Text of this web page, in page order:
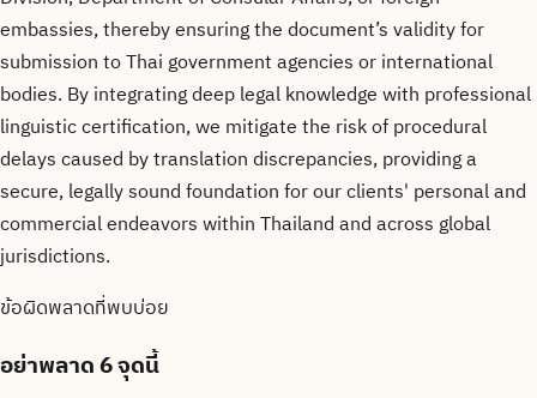
embassies, thereby ensuring the document’s validity for
submission to Thai government agencies or international
bodies. By integrating deep legal knowledge with professional
linguistic certification, we mitigate the risk of procedural
delays caused by translation discrepancies, providing a
secure, legally sound foundation for our clients' personal and
commercial endeavors within Thailand and across global
jurisdictions.
ข้อผิดพลาดที่พบบ่อย
อย่าพลาด6 จุดนี้